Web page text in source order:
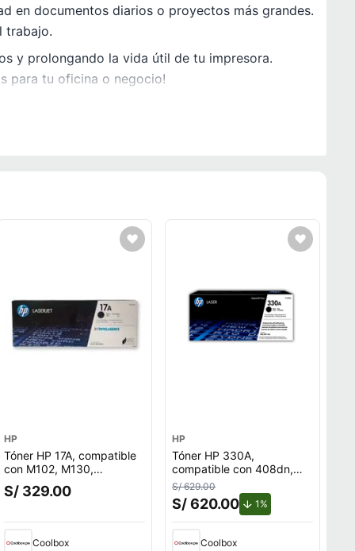
en documentos diarios o proyectos más grandes.
trabajo.
y prolongando la vida útil de tu impresora.
para tu oficina o negocio!
HP
Tóner HP 17A, compatible
con M102, M130,
rendimiento 1,600 páginas,
negro CF217A
S/ 329.00
Coolbox
HP
Tóner HP 330A,
compatible con 408dn,
432fdn, rendimiento 5,000
páginas, negro W1330A
S/ 629.00
S/ 620.00 1%
Coolbox